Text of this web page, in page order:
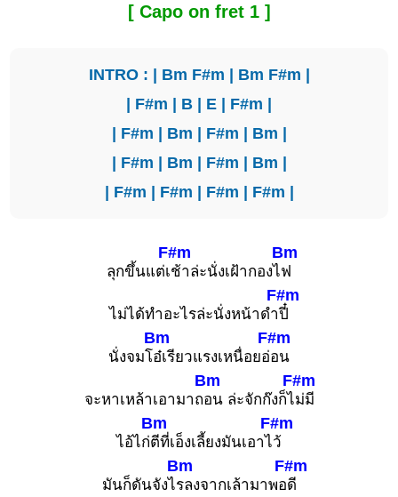
[ Capo on fret 1 ]
INTRO : | Bm F#m | Bm F#m |
| F#m | B | E | F#m |
| F#m | Bm | F#m | Bm |
| F#m | Bm | F#m | Bm |
| F#m | F#m | F#m | F#m |
ลุกขึ้นแต่เ
F#m
ช้าล่ะนั่งเฝ้ากองไ
Bm
ฟ
ไม่ได้ทำอะไรล่ะนั่งหน้าดำ
F#m
ปี๋
นั่งจมโ
Bm
อ๋เรียวแรงเหนื่อยอ่
F#m
อน
จะหาเหล้าเอามาถ
Bm
อน ล่ะจักก๊งก็ไ
F#m
ม่มี
ไอ้ไก่
Bm
ตีที่เอ็งเลี้ยงมันเอาไ
F#m
ว้
มันก็ดันจังไ
Bm
รลงจากเล้ามาพอ
F#m
ดี